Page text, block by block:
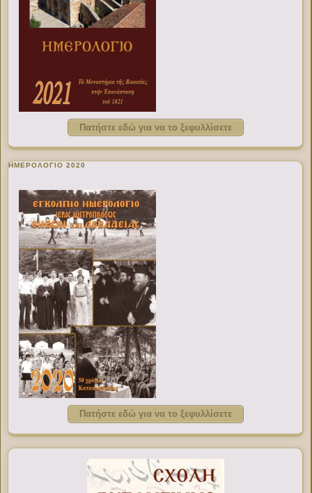
Πατήστε εδώ για να το ξεφυλλίσετε
ΗΜΕΡΟΛΟΓΙΟ 2020
Πατήστε εδώ για να το ξεφυλλίσετε